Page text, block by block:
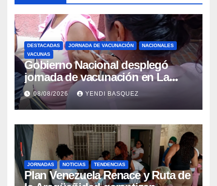
DESTACADAS JORNADA DE VACUNACIÓN
NACIONALES
VACUNAS
Gobierno Nacional desplegó
jornada de vacunación en La
Guaira para garantizar protección
epidemiológica
08/08/2026 YENDI BASQUEZ
JORNADAS NOTICIAS TENDENCIAS
Plan Venezuela Renace y Ruta de